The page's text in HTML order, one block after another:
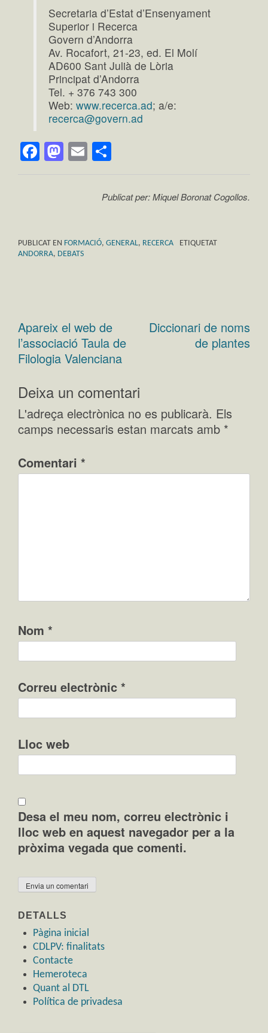
Secretaria d’Estat d’Ensenyament
Superior i Recerca
Govern d’Andorra
Av. Rocafort, 21-23, ed. El Molí
AD600 Sant Julià de Lòria
Principat d’Andorra
Tel. + 376 743 300
Web:www.recerca.ad; a/e:
recerca@govern.ad
Facebook
Mastodon
Email
Publicat per: Miquel Boronat Cogollos.
PUBLICAT EN FORMACIÓ, GENERAL, RECERCA
ETIQUETAT
ANDORRA, DEBATS
Navegació
d'entrades
Apareix el web de
l’associació Taula de
Filologia Valenciana
Diccionari de noms
de plantes
Deixa un comentari
L'adreça electrònica no es publicarà. Els
camps necessaris estan marcats amb *
Comentari *
Nom *
Correu electrònic *
Lloc web
Desa el meu nom, correu electrònic i
lloc web en aquest navegador per a la
pròxima vegada que comenti.
DETALLS
Pàgina inicial
CDLPV: finalitats
Contacte
Hemeroteca
Quant al DTL
Política de privadesa